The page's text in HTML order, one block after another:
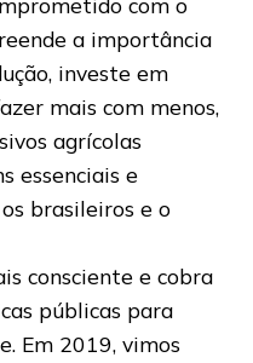
a importância
investe em
mais com menos,
agrícolas
essenciais e
brasileiros e o
consciente e cobra
públicas para
Em 2019, vimos